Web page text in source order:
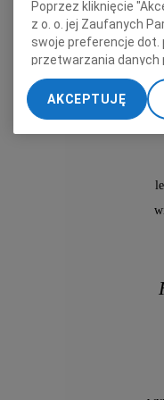
Poprzez kliknięcie
z o. o. jej Zaufanych
swoje preferencje dot.
przetwarzania danych
„Ustawienia
My, nasi Zaufani
dokładnych danych
Przechowywanie
AKCEPTUJĘ